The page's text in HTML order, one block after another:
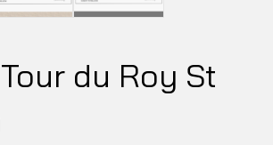
du Roy St